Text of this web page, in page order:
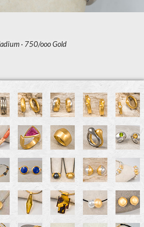
750/ooo Gold